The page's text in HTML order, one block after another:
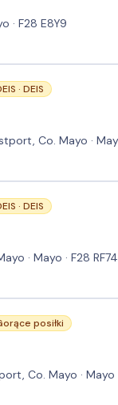
· F28 E8Y9
· DEIS
Co. Mayo ·
· DEIS
· Mayo · F28 RF74
posiłki
Co. Mayo · Mayo